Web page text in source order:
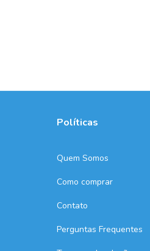
Políticas
Quem Somos
Como comprar
Contato
Perguntas Frequentes